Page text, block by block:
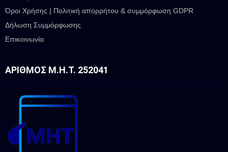
Όροι Χρήσης | Πολιτική απορρήτου & συμμόρφωση GDPR
Δήλωση Συμμόρφωσης
Επικοινωνία
ΑΡΙΘΜΌΣ Μ.Η.Τ. 252041